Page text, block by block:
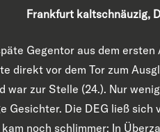
Frankfurt kaltschnäuzig,
Gegentor aus dem
direkt vor dem Tor zum
zur Stelle (24.). Nur
Gesichter. Die DEG ließ
noch schlimmer: In